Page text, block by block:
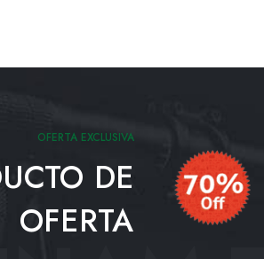
OFERTA EXCLUSIVA
DE
OFERTA